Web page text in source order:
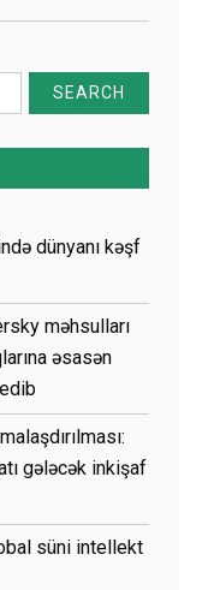
dünyanı kəşf
məhsulları
əsasən
gələcək inkişaf
süni intellekt